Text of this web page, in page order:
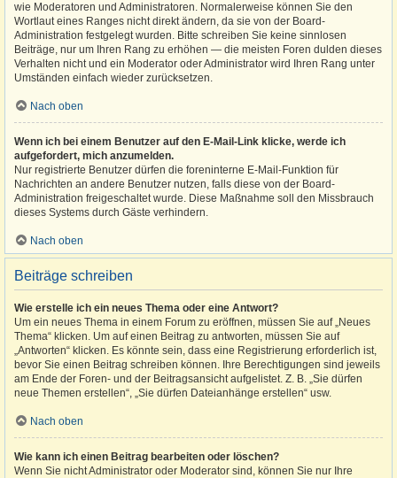
wie Moderatoren und Administratoren. Normalerweise können Sie den
Wortlaut eines Ranges nicht direkt ändern, da sie von der Board-
Administration festgelegt wurden. Bitte schreiben Sie keine sinnlosen
Beiträge, nur um Ihren Rang zu erhöhen — die meisten Foren dulden dieses
Verhalten nicht und ein Moderator oder Administrator wird Ihren Rang unter
Umständen einfach wieder zurücksetzen.
Nach oben
Wenn ich bei einem Benutzer auf den E-Mail-Link klicke, werde ich
aufgefordert, mich anzumelden.
Nur registrierte Benutzer dürfen die foreninterne E-Mail-Funktion für
Nachrichten an andere Benutzer nutzen, falls diese von der Board-
Administration freigeschaltet wurde. Diese Maßnahme soll den Missbrauch
dieses Systems durch Gäste verhindern.
Nach oben
Beiträge schreiben
Wie erstelle ich ein neues Thema oder eine Antwort?
Um ein neues Thema in einem Forum zu eröffnen, müssen Sie auf „Neues
Thema“ klicken. Um auf einen Beitrag zu antworten, müssen Sie auf
„Antworten“ klicken. Es könnte sein, dass eine Registrierung erforderlich ist,
bevor Sie einen Beitrag schreiben können. Ihre Berechtigungen sind jeweils
am Ende der Foren- und der Beitragsansicht aufgelistet. Z. B. „Sie dürfen
neue Themen erstellen“, „Sie dürfen Dateianhänge erstellen“ usw.
Nach oben
Wie kann ich einen Beitrag bearbeiten oder löschen?
Wenn Sie nicht Administrator oder Moderator sind, können Sie nur Ihre